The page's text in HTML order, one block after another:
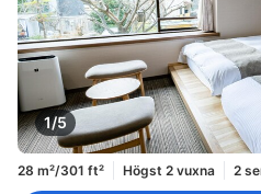
1/5
28 m²/301 ft² Högst 2 vuxna 2